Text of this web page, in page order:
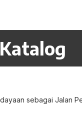
Katalog